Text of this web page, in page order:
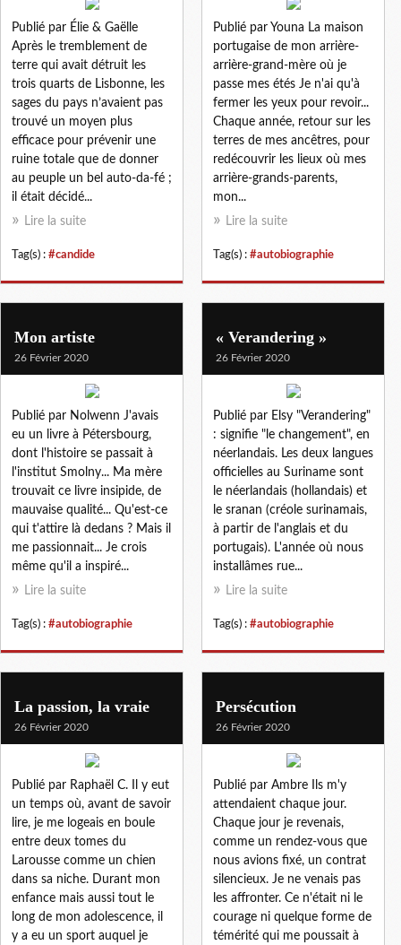
Publié par Élie & Gaëlle
Après le tremblement de
terre qui avait détruit les
trois quarts de Lisbonne, les
sages du pays n’avaient pas
trouvé un moyen plus
efficace pour prévenir une
ruine totale que de donner
au peuple un bel auto-da-fé ;
il était décidé...
Lire la suite
Tag(s) : #candide
Publié par Youna La maison
portugaise de mon arrière-
arrière-grand-mère où je
passe mes étés Je n'ai qu'à
fermer les yeux pour revoir...
Chaque année, retour sur les
terres de mes ancêtres, pour
redécouvrir les lieux où mes
arrière-grands-parents,
mon...
Lire la suite
Tag(s) : #autobiographie
Mon artiste
26 Février 2020
Publié par Nolwenn J'avais
eu un livre à Pétersbourg,
dont l'histoire se passait à
l'institut Smolny... Ma mère
trouvait ce livre insipide, de
mauvaise qualité... Qu'est-ce
qui t'attire là dedans ? Mais il
me passionnait... Je crois
même qu'il a inspiré...
Lire la suite
Tag(s) : #autobiographie
« Verandering »
26 Février 2020
Publié par Elsy "Verandering"
: signifie "le changement", en
néerlandais. Les deux langues
officielles au Suriname sont
le néerlandais (hollandais) et
le sranan (créole surinamais,
à partir de l'anglais et du
portugais). L'année où nous
installâmes rue...
Lire la suite
Tag(s) : #autobiographie
La passion, la vraie
26 Février 2020
Publié par Raphaël C. Il y eut
un temps où, avant de savoir
lire, je me logeais en boule
entre deux tomes du
Larousse comme un chien
dans sa niche. Durant mon
enfance mais aussi tout le
long de mon adolescence, il
y a eu un sport auquel je
Persécution
26 Février 2020
Publié par Ambre Ils m'y
attendaient chaque jour.
Chaque jour je revenais,
comme un rendez-vous que
nous avions fixé, un contrat
silencieux. Je ne venais pas
les affronter. Ce n'était ni le
courage ni quelque forme de
témérité qui me poussait à